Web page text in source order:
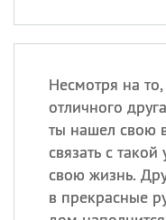
Несмотря на
отличного
ты нашел свою
связать с
свою жизнь.
в прекрасные